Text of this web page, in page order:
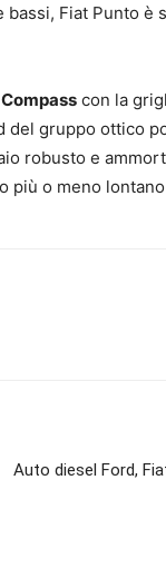
Fiat Punto è
con la
del gruppo ottico
robusto e
più o meno
Auto diesel Ford,